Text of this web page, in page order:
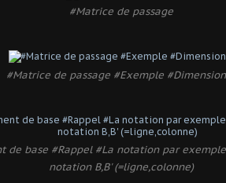
#Matrice de passage
#Matrice de passage #Exemple
de base #Rappel #La notation par
notation B,B' (=ligne,colonne)